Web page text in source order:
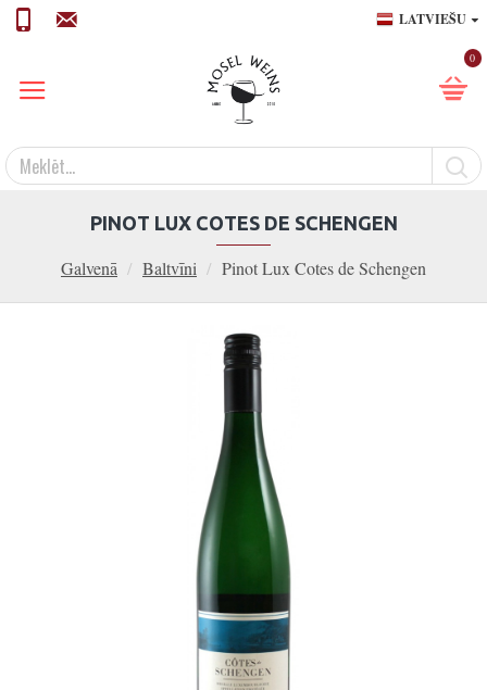
LATVIEŠU
0
Galvenā Baltvīni Pinot Lux Cotes de Schengen
PINOT LUX COTES DE SCHENGEN